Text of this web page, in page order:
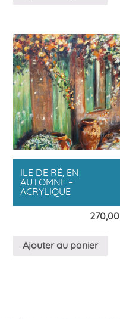
ILE DE RÉ, EN
AUTOMNE –
ACRYLIQUE
270,00
Ajouter au panier